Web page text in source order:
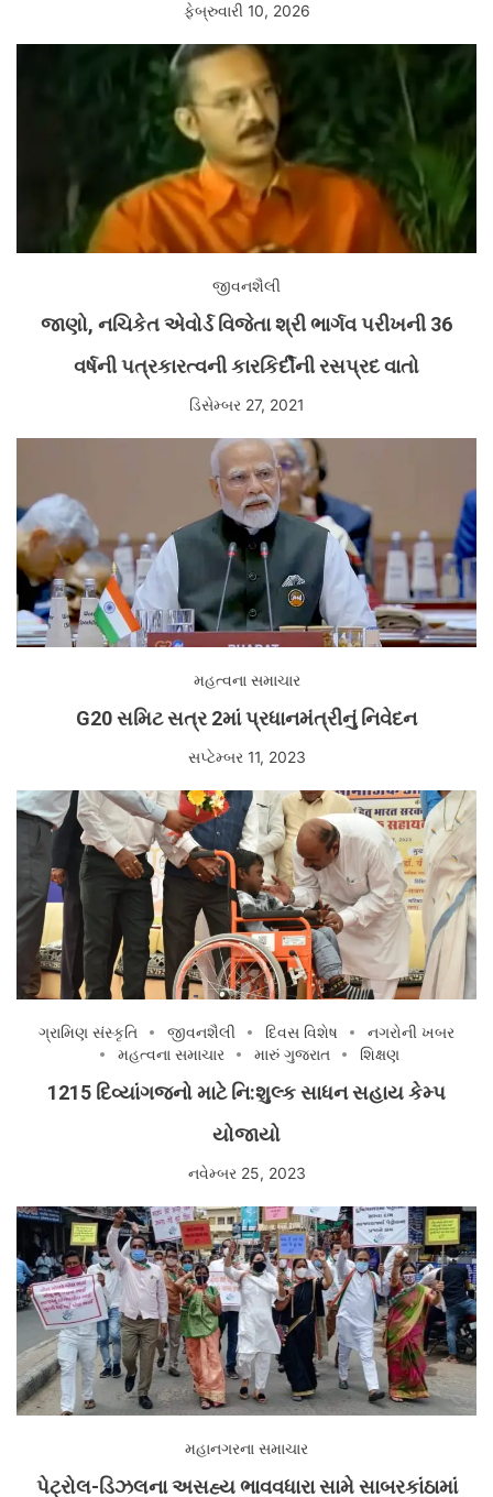
ફેબ્રુવારી 10, 2026
જીવનશૈલી
જાણો, નચિકેત એવોર્ડ વિજેતા શ્રી ભાર્ગવ પરીખની 36
વર્ષની પત્રકારત્વની કારકિર્દીની રસપ્રદ વાતો
ડિસેમ્બર 27, 2021
મહત્વના સમાચાર
G20 સમિટ સત્ર 2માં પ્રધાનમંત્રીનું નિવેદન
સપ્ટેમ્બર 11, 2023
ગ્રામિણ સંસ્કૃતિ જીવનશૈલી દિવસ વિશેષ
નગરોની ખબર
મહત્વના સમાચાર
મારું ગુજરાત શિક્ષણ
1215 દિવ્યાંગજનો માટે નિ:શુલ્ક સાધન સહાય કેમ્પ
યોજાયો
નવેમ્બર 25, 2023
મહાનગરના સમાચાર
પેટ્રોલ-ડિઝલના અસહ્ય ભાવવધારા સામે સાબરકાંઠામાં